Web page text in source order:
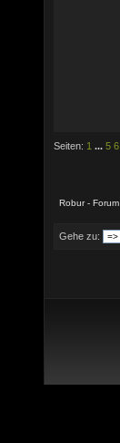
Seiten: 1 ... 5 6
Robur - Forum
Gehe zu: